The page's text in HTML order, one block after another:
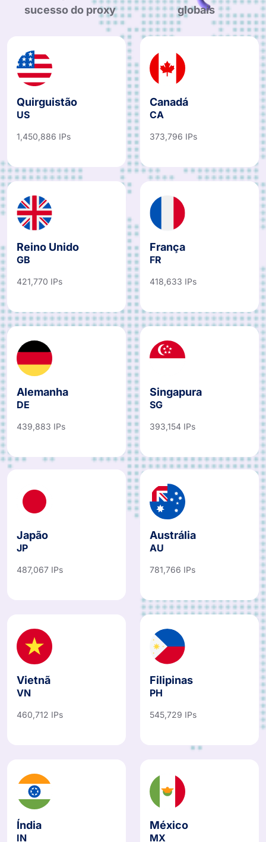
sucesso do proxy
globais
Quirguistão
US
1,450,886 IPs
Canadá
CA
373,796 IPs
Reino Unido
GB
421,770 IPs
França
FR
418,633 IPs
Alemanha
DE
439,883 IPs
Singapura
SG
393,154 IPs
Japão
JP
487,067 IPs
Austrália
AU
781,766 IPs
Vietnã
VN
460,712 IPs
Filipinas
PH
545,729 IPs
Índia
IN
México
MX